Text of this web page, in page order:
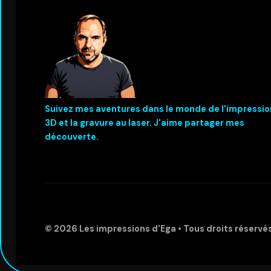
Suivez mes aventures dans le monde de
3D et la gravure au laser. J'aime partager mes
découverte.
© 2026 Les impressions d'Ega • Tous droits